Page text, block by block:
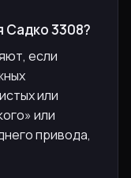
Садко 3308?
если
или
или
привода,